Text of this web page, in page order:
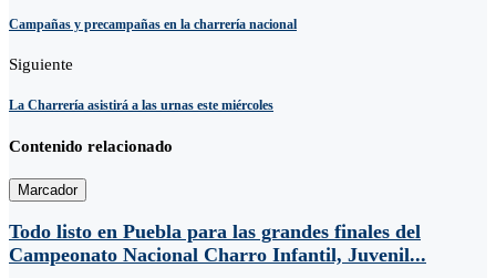
Campañas y precampañas en la charrería nacional
Siguiente
La Charrería asistirá a las urnas este miércoles
Contenido relacionado
Marcador
Todo listo en Puebla para las grandes finales del
Campeonato Nacional Charro Infantil, Juvenil...